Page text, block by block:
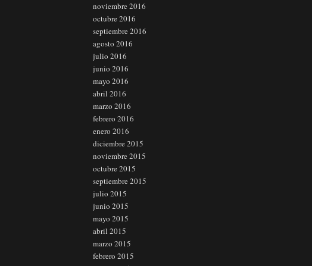
noviembre 2016
octubre 2016
septiembre 2016
agosto 2016
julio 2016
junio 2016
mayo 2016
abril 2016
marzo 2016
febrero 2016
enero 2016
diciembre 2015
noviembre 2015
octubre 2015
septiembre 2015
julio 2015
junio 2015
mayo 2015
abril 2015
marzo 2015
febrero 2015